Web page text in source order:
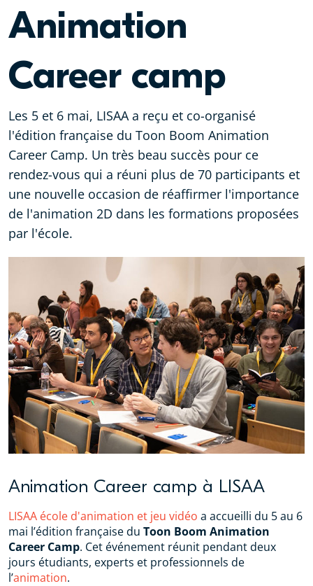
Animation
Career camp
Les 5 et 6 mai, LISAA a reçu et co-organisé
l'édition française du Toon Boom Animation
Career Camp. Un très beau succès pour ce
rendez-vous qui a réuni plus de 70 participants et
une nouvelle occasion de réaffirmer l'importance
de l'animation 2D dans les formations proposées
par l'école.
Animation Career camp à LISAA
LISAA école d'animation et jeu vidéo a accueilli du 5 au 6
mai l’édition française du Toon Boom Animation
Career Camp. Cet événement réunit pendant deux
jours étudiants, experts et professionnels de
l’animation.